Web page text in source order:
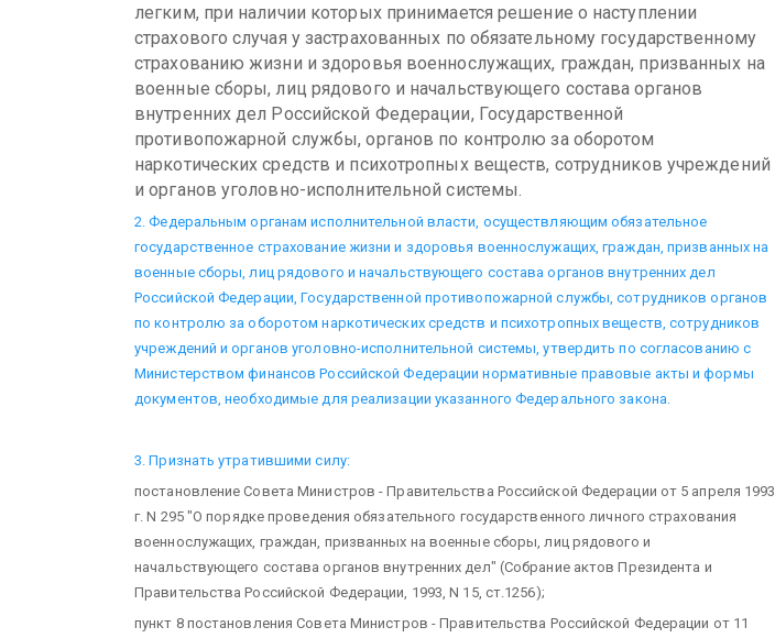
легким, при наличии которых принимается решение о наступлении
страхового случая у застрахованных по обязательному государственному
страхованию жизни и здоровья военнослужащих, граждан, призванных на
военные сборы, лиц рядового и начальствующего состава органов
внутренних дел Российской Федерации, Государственной
противопожарной службы, органов по контролю за оборотом
наркотических средств и психотропных веществ, сотрудников учреждений
и органов уголовно-исполнительной системы.
2. Федеральным органам исполнительной власти, осуществляющим обязательное
государственное страхование жизни и здоровья военнослужащих, граждан, призванных на
военные сборы, лиц рядового и начальствующего состава органов внутренних дел
Российской Федерации, Государственной противопожарной службы, сотрудников органов
по контролю за оборотом наркотических средств и психотропных веществ, сотрудников
учреждений и органов уголовно-исполнительной системы, утвердить по согласованию с
Министерством финансов Российской Федерации нормативные правовые акты и формы
документов, необходимые для реализации указанного Федерального закона.
3. Признать утратившими силу:
постановление Совета Министров - Правительства Российской Федерации от 5 апреля 1993
г. N 295 "О порядке проведения обязательного государственного личного страхования
военнослужащих, граждан, призванных на военные сборы, лиц рядового и
начальствующего состава органов внутренних дел" (Собрание актов Президента и
Правительства Российской Федерации, 1993, N 15, ст.1256);
пункт 8 постановления Совета Министров - Правительства Российской Федерации от 11